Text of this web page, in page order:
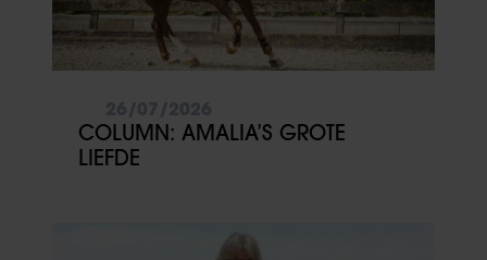
COLUMN: AMALIA’S GROTE
LIEFDE